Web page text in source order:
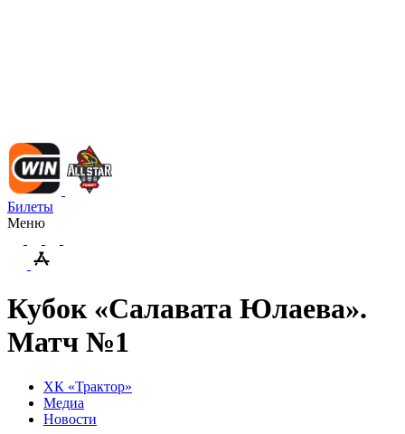
Билеты
Меню
Кубок «Салавата Юлаева».
Матч №1
ХК «Трактор»
Медиа
Новости